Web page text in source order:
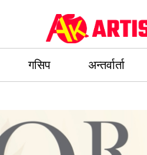
गसिप अन्तर्वार्ता